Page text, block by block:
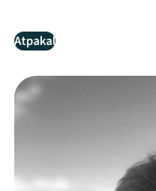
Atpakaļ